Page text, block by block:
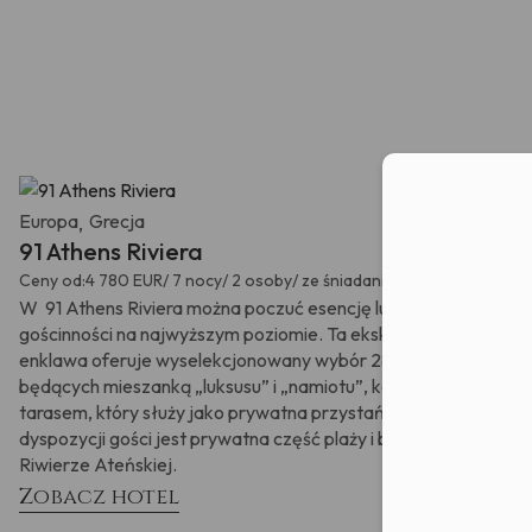
Europa, Grecja
91 Athens Riviera
Ceny od:4 780 EUR/ 7 nocy/ 2 osoby/ ze śniadaniami / we wrześniu
W 91 Athens Riviera można poczuć esencję luksusowej
gościnności na najwyższym poziomie. Ta ekskluzywna
enklawa oferuje wyselekcjonowany wybór 28 „Luksentów”,
będących mieszanką „luksusu” i „namiotu”, każdy z własnym
tarasem, który służy jako prywatna przystań do relaksu. Do
dyspozycji gości jest prywatna część plaży i basen na
Riwierze Ateńskiej.
Zobacz hotel